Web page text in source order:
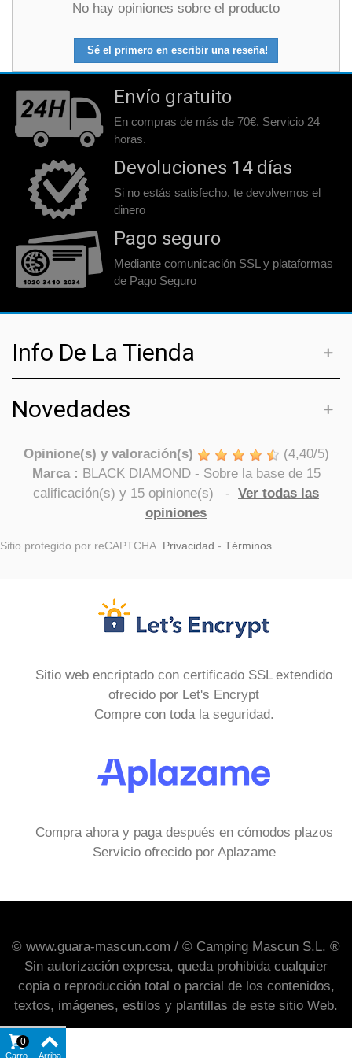
No hay opiniones sobre el producto
Sé el primero en escribir una reseña!
Envío gratuito
En compras de más de 70€. Servicio 24
horas.
Devoluciones 14 días
Si no estás satisfecho, te devolvemos el
dinero
Pago seguro
Mediante comunicación SSL y plataformas
de Pago Seguro
Info De La Tienda
Novedades
Opinione(s) y valoración(s) (4,40/5)
Marca : BLACK DIAMOND- Sobre la base de 15
calificación(s) y 15 opinione(s) - Ver todas las
opiniones
Sitio protegido por reCAPTCHA. Privacidad - Términos
Sitio web encriptado con certificado SSL extendido
ofrecido por Let's Encrypt
Compre con toda la seguridad.
Compra ahora y paga después en cómodos plazos
Servicio ofrecido por Aplazame
© www.guara-mascun.com / © Camping Mascun S.L. ®
Sin autorización expresa, queda prohibida cualquier
copia o reproducción total o parcial de los contenidos,
textos, imágenes, estilos y plantillas de este sitio Web.
Carro
0
Arriba